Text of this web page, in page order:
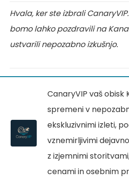
Hvala, ker ste izbrali
bomo lahko pozdravili na
ustvarili nepozabno izkušnjo.
CanaryVIP vaš obisk
spremeni v
ekskluzivnimi izleti,
vznemirljivimi
z izjemnimi
cenami in osebnim